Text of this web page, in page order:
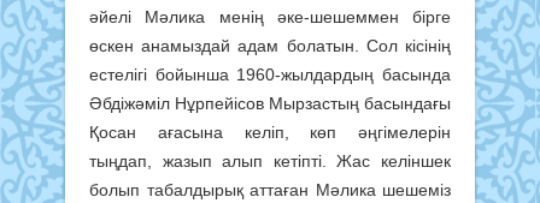
әйелі Мәлика менің әке-шешеммен бірге
өскен анамыздай адам болатын. Сол кісінің
естелігі бойынша 1960-жылдардың басында
Әбдіжәміл Нұрпейісов Мырзастың басындағы
Қосан ағасына келіп, көп әңгімелерін
тыңдап, жазып алып кетіпті. Жас келіншек
болып табалдырық аттаған Мәлика шешеміз